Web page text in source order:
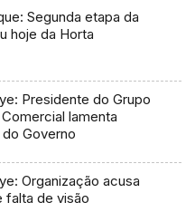
Segunda etapa da
hoje da Horta
Presidente do Grupo
lamenta
Governo
Organização acusa
falta de visão